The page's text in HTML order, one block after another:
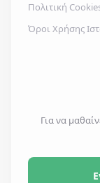
Πολιτική
Όροι Χρήσης
Για να